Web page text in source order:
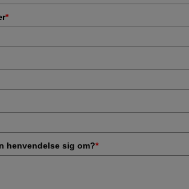
*
henvendelse sig om?*